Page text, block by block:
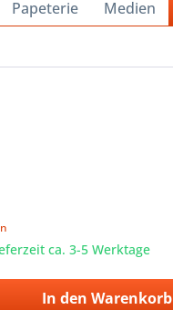
Papeterie Medien
ca. 3-5 Werktage
In den Warenkorb